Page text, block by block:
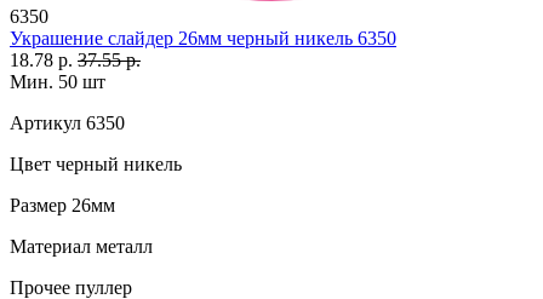
6350
Украшение слайдер 26мм черный никель 6350
18.78 р. 37.55 р.
Мин. 50 шт
Артикул 6350
Цвет черный никель
Размер 26мм
Материал металл
Прочее пуллер